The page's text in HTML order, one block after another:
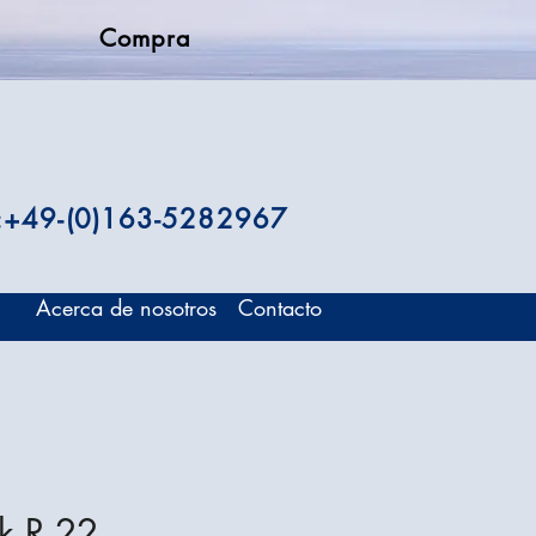
Compra
(0)163-5282967
Acerca de nosotros Contacto